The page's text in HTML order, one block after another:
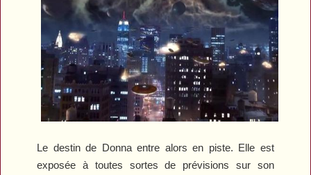
Le destin de Donna entre alors en piste. Elle est
exposée à toutes sortes de prévisions sur son